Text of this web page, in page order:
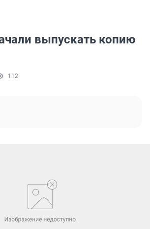
выпускать копию
112